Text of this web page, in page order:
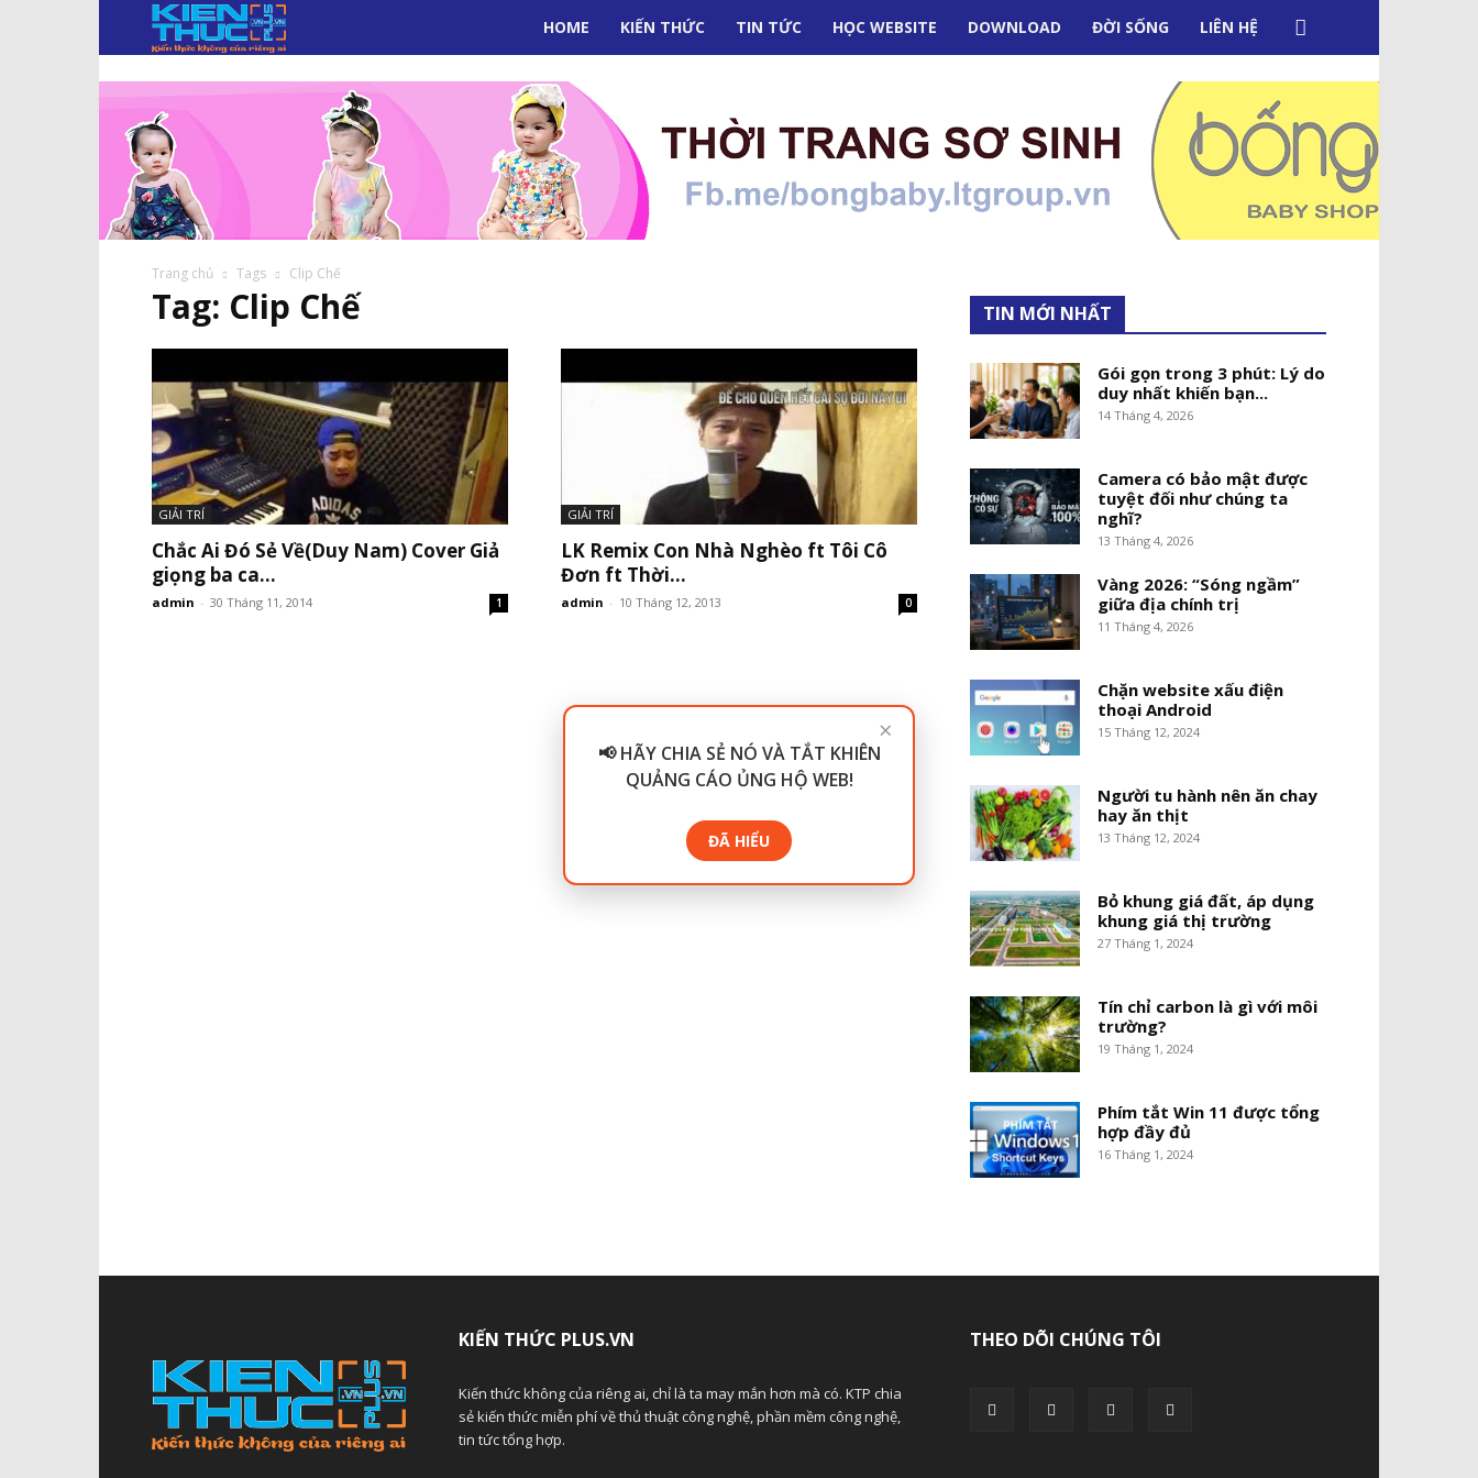
KIẾN
THỨC
PLUS.VN
HOME KIẾN THỨC TIN TỨC HỌC WEBSITE DOWNLOAD ĐỜI SỐNG LIÊN HỆ
Trang chủ Tags Clip Chế
Tag: Clip Chế
GIẢI TRÍ
Chắc Ai Đó Sẻ Về(Duy Nam) Cover Giả
giọng ba ca...
admin - 30 Tháng 11, 2014 1
GIẢI TRÍ
LK Remix Con Nhà Nghèo ft Tôi Cô
Đơn ft Thời...
admin - 10 Tháng 12, 2013 0
TIN MỚI NHẤT
Gói gọn trong 3 phút: Lý do
duy nhất khiến bạn...
14 Tháng 4, 2026
Camera có bảo mật được
tuyệt đối như chúng ta
nghĩ?
13 Tháng 4, 2026
Vàng 2026: “Sóng ngầm”
giữa địa chính trị
11 Tháng 4, 2026
Chặn website xấu điện
thoại Android
15 Tháng 12, 2024
Người tu hành nên ăn chay
hay ăn thịt
13 Tháng 12, 2024
Bỏ khung giá đất, áp dụng
khung giá thị trường
27 Tháng 1, 2024
Tín chỉ carbon là gì với môi
trường?
19 Tháng 1, 2024
Phím tắt Win 11 được tổng
hợp đầy đủ
16 Tháng 1, 2024
KIẾN THỨC PLUS.VN
Kiến thức không của riêng ai, chỉ là ta may mắn hơn mà có. KTP chia
sẻ kiến thức miễn phí về thủ thuật công nghệ, phần mềm công nghệ,
tin tức tổng hợp.
THEO DÕI CHÚNG TÔI
×
📢 HÃY CHIA SẺ NÓ VÀ TẮT KHIÊN
QUẢNG CÁO ỦNG HỘ WEB!
ĐÃ HIỂU